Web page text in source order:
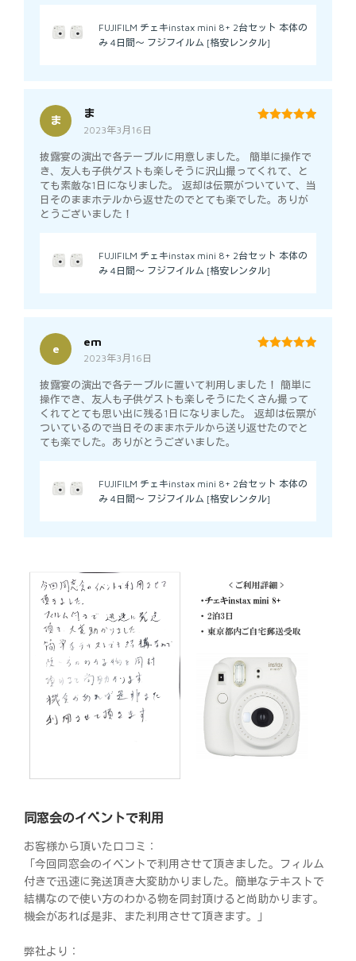
FUJIFILM チェキinstax mini 8+ 2台セット 本体の
み 4日間～ フジフイルム [格安レンタル]
ま
ま
2023年3月16日
披露宴の演出で各テーブルに用意しました。 簡単に操作で
き、友人も子供ゲストも楽しそうに沢山撮ってくれて、と
ても素敵な1日になりました。 返却は伝票がついていて、当
日そのままホテルから返せたのでとても楽でした。ありが
とうございました！
FUJIFILM チェキinstax mini 8+ 2台セット 本体の
み 4日間～ フジフイルム [格安レンタル]
e
em
2023年3月16日
披露宴の演出で各テーブルに置いて利用しました！ 簡単に
操作でき、友人も子供ゲストも楽しそうにたくさん撮って
くれてとても思い出に残る1日になりました。 返却は伝票が
ついているので当日そのままホテルから送り返せたのでと
ても楽でした。ありがとうございました。
FUJIFILM チェキinstax mini 8+ 2台セット 本体の
み 4日間～ フジフイルム [格安レンタル]
同窓会のイベントで利用
お客様から頂いた口コミ：
「今回同窓会のイベントで利用させて頂きました。フィルム
付きで迅速に発送頂き大変助かりました。簡単なテキストで
結構なので使い方のわかる物を同封頂けると尚助かります。
機会があれば是非、また利用させて頂きます。」
弊社より：